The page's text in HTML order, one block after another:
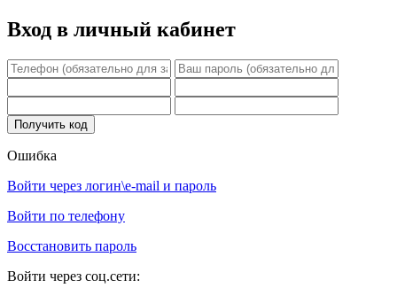
Вход в личный кабинет
Ошибка
Войти через логин\e-mail и пароль
Войти по телефону
Восстановить пароль
Войти через соц.сети: